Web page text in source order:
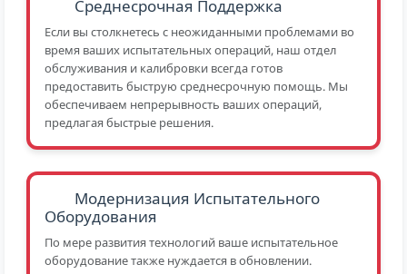
Среднесрочная Поддержка
Если вы столкнетесь с неожиданными проблемами во
время ваших испытательных операций, наш отдел
обслуживания и калибровки всегда готов
предоставить быструю среднесрочную помощь. Мы
обеспечиваем непрерывность ваших операций,
предлагая быстрые решения.
Модернизация Испытательного
Оборудования
По мере развития технологий ваше испытательное
оборудование также нуждается в обновлении.